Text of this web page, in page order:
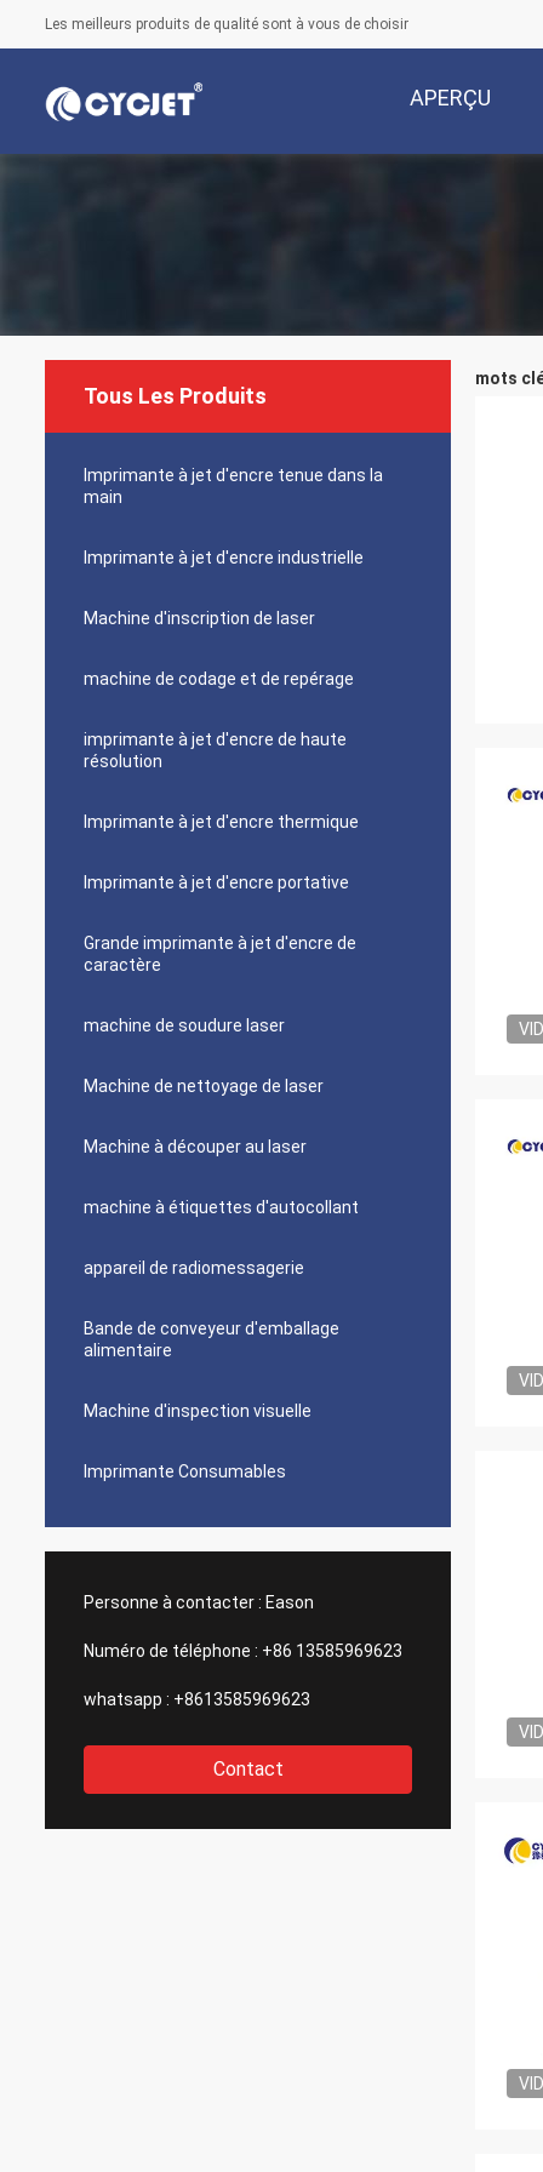
Les meilleurs produits de qualité sont à vous de choisir
APERÇU
Tous Les Produits
Imprimante à jet d'encre tenue dans la
main
Imprimante à jet d'encre industrielle
Machine d'inscription de laser
machine de codage et de repérage
imprimante à jet d'encre de haute
résolution
Imprimante à jet d'encre thermique
Imprimante à jet d'encre portative
Grande imprimante à jet d'encre de
caractère
machine de soudure laser
Machine de nettoyage de laser
Machine à découper au laser
machine à étiquettes d'autocollant
appareil de radiomessagerie
Bande de conveyeur d'emballage
alimentaire
Machine d'inspection visuelle
Imprimante Consumables
Personne à contacter : Eason
Numéro de téléphone : +86 13585969623
whatsapp : +8613585969623
Contact
mots